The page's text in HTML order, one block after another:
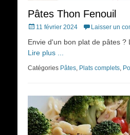
Pâtes Thon Fenouil
Posted
11 février 2024 Laisser un
Envie d'un bon plat de pâtes ?
Lire plus ...
Catégories Pâtes, Plats complets,